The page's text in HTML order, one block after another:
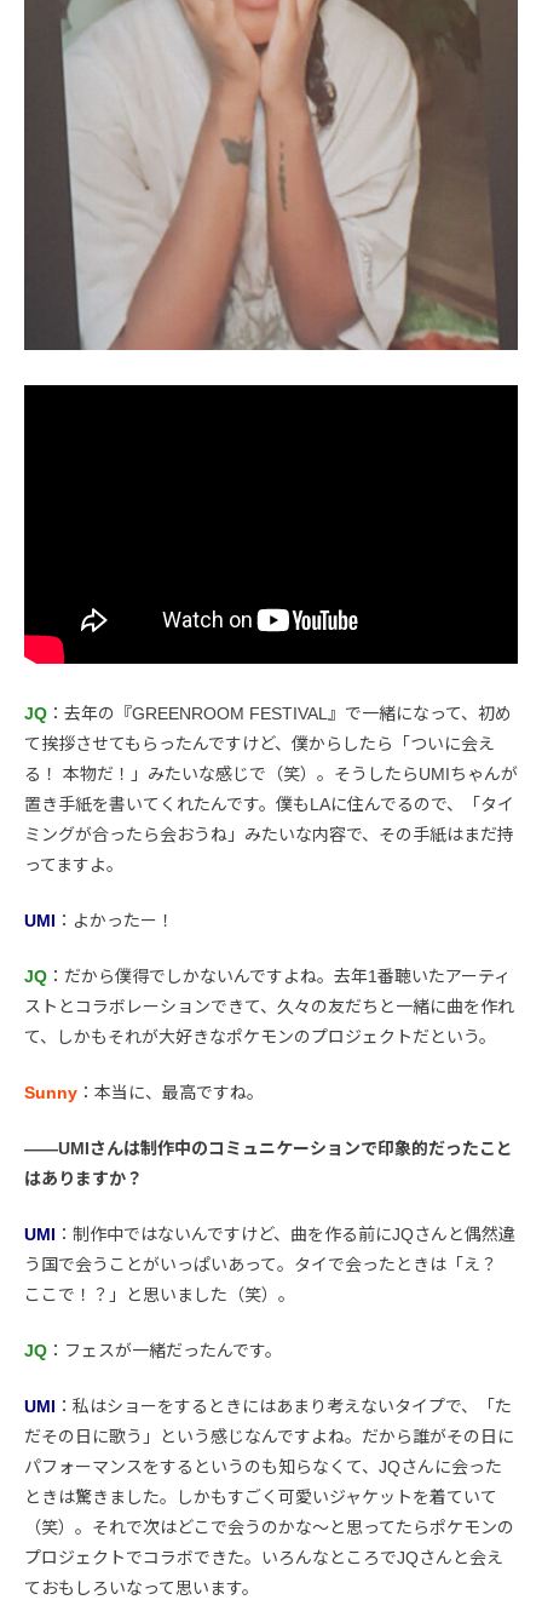
JQ ：去年の『GREENROOM FESTIVAL』で一緒になって、初め
て挨拶させてもらったんですけど、僕からしたら「ついに会え
る！ 本物だ！」みたいな感じで（笑）。そうしたらUMIちゃんが
置き手紙を書いてくれたんです。僕もLAに住んでるので、「タイ
ミングが合ったら会おうね」みたいな内容で、その手紙はまだ持
ってますよ。
UMI ：よかったー！
JQ ：だから僕得でしかないんですよね。去年1番聴いたアーティ
ストとコラボレーションできて、久々の友だちと一緒に曲を作れ
て、しかもそれが大好きなポケモンのプロジェクトだという。
Sunny ：本当に、最高ですね。
――UMIさんは制作中のコミュニケーションで印象的だったこと
はありますか？
UMI ：制作中ではないんですけど、曲を作る前にJQさんと偶然違
う国で会うことがいっぱいあって。タイで会ったときは「え？
ここで！？」と思いました（笑）。
JQ ：フェスが一緒だったんです。
UMI ：私はショーをするときにはあまり考えないタイプで、「た
だその日に歌う」という感じなんですよね。だから誰がその日に
パフォーマンスをするというのも知らなくて、JQさんに会った
ときは驚きました。しかもすごく可愛いジャケットを着ていて
（笑）。それで次はどこで会うのかな〜と思ってたらポケモンの
プロジェクトでコラボできた。いろんなところでJQさんと会え
ておもしろいなって思います。